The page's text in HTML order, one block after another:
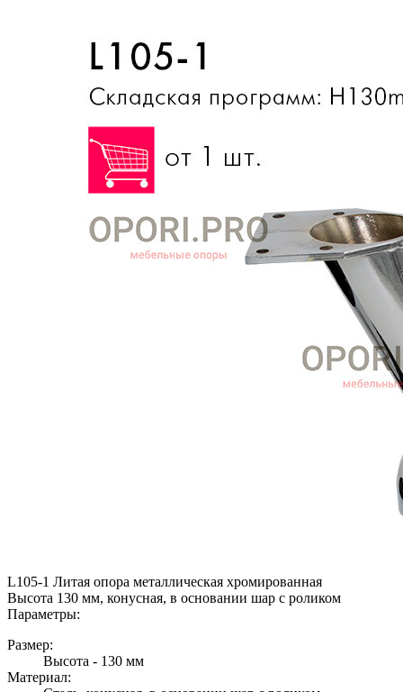
L105-1 Литая опора металлическая хромированная
Высота 130 мм, конусная, в основании шар с роликом
Параметры:
Размер:
Высота - 130 мм
Материал: